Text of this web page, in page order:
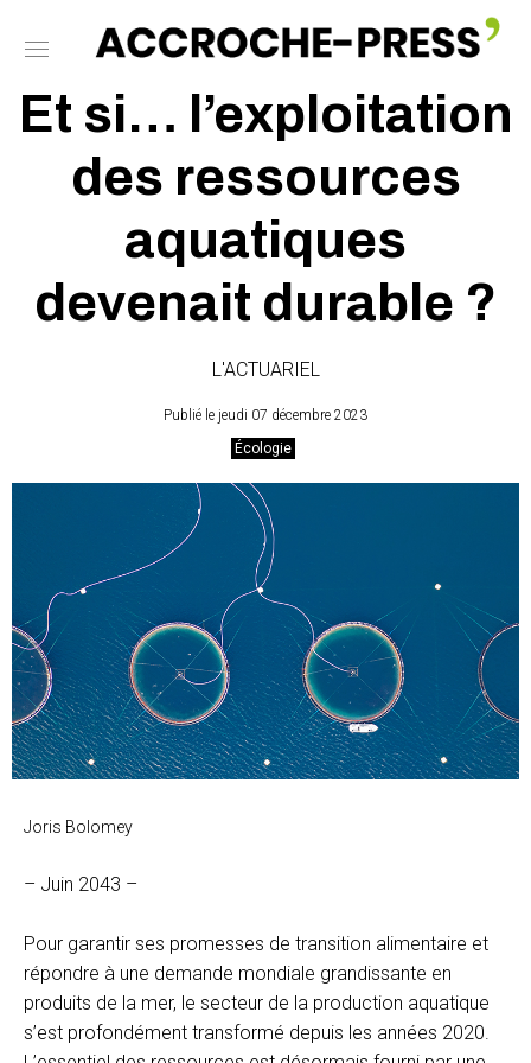
Et si… l’exploitation
des ressources
aquatiques
devenait durable ?
L'ACTUARIEL
Publié le jeudi 07 décembre 2023
Écologie
Joris Bolomey
– Juin 2043 –
Pour garantir ses promesses de transition alimentaire et
répondre à une demande mondiale grandissante en
produits de la mer, le secteur de la production aquatique
s’est profondément transformé depuis les années 2020.